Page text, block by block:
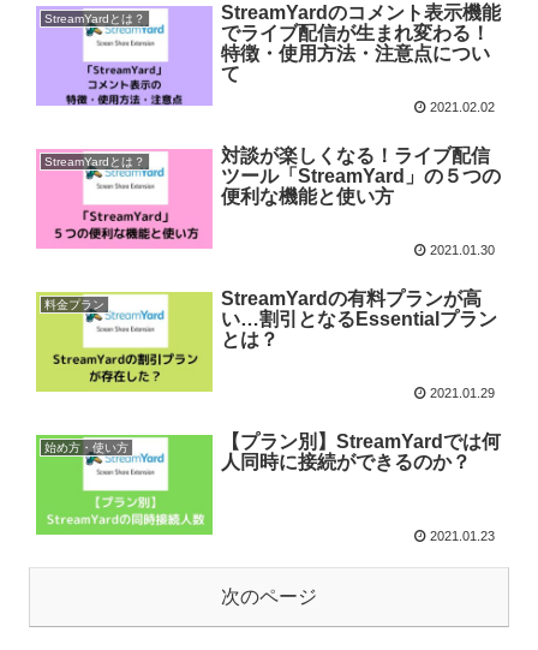
StreamYardとは？
StreamYardのコメント表示機能
でライブ配信が生まれ変わる！
特徴・使用方法・注意点につい
て
2021.02.02
StreamYardとは？
対談が楽しくなる！ライブ配信
ツール「StreamYard」の５つの
便利な機能と使い方
2021.01.30
料金プラン
StreamYardの有料プランが高
い…割引となるEssentialプラン
とは？
2021.01.29
始め方・使い方
【プラン別】StreamYardでは何
人同時に接続ができるのか？
2021.01.23
次のページ